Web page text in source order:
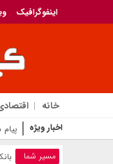
اینفوگرافیک
خانه
اخبار ویژه
مسیر شما